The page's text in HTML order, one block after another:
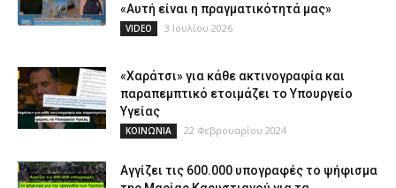
«Αυτή είναι η πραγματικότητά μας»
VIDEO 3 Ιουλίου 2026
«Χαράτσι» για κάθε ακτινογραφία και
παραπεμπτικό ετοιμάζει το Υπουργείο
Υγείας
ΚΟΙΝΩΝΙΑ 22 Φεβρουαρίου 2024
Αγγίζει τις 600.000 υπογραφές το ψήφισμα